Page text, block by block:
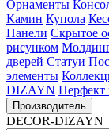
Орнаменты
Камин Купола
Панели Скрытое
рисунком
дверей Статуи
элементы
DIZAYN Перфект
Производитель
DECOR-DIZAYN